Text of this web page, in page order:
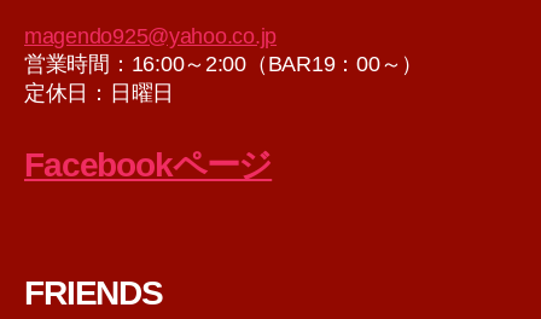
magendo925@yahoo.co.jp
営業時間：16:00～2:00（BAR19：00～）
定休日：日曜日
Facebookページ
FRIENDS